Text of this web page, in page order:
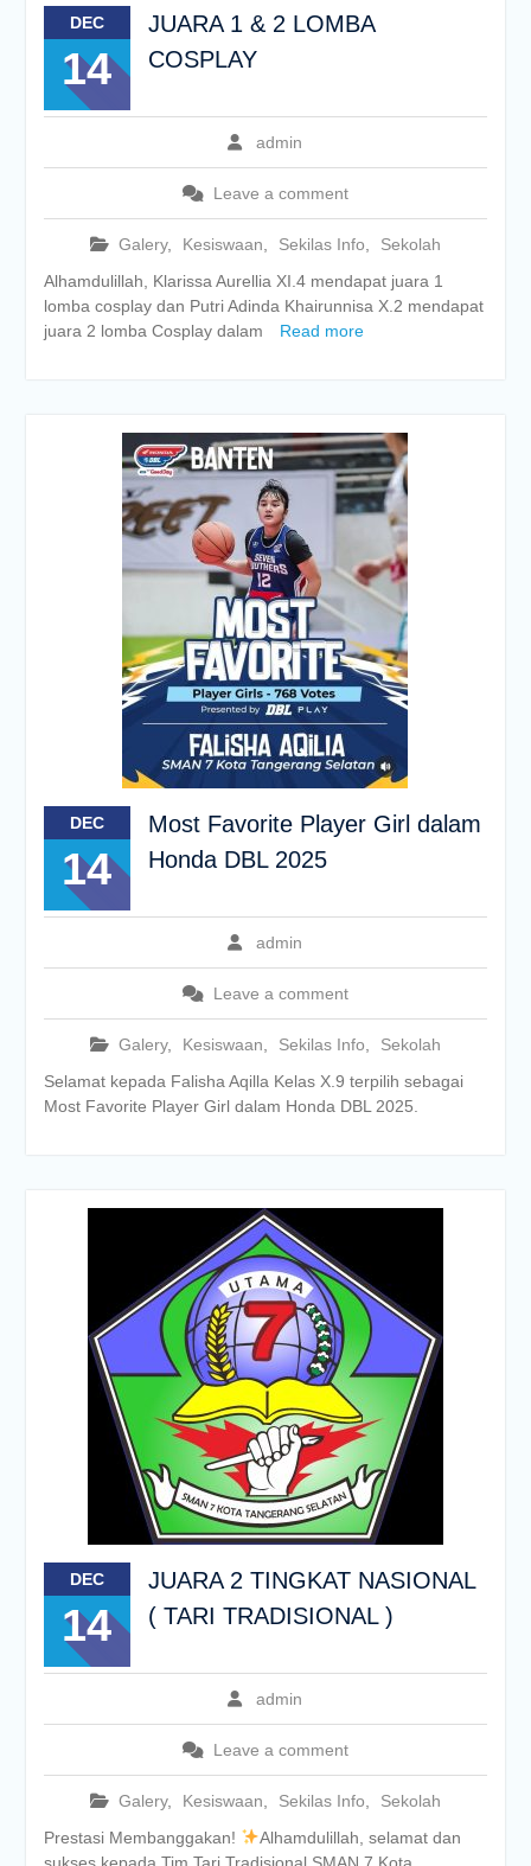
DEC
14
JUARA 1 & 2 LOMBA
COSPLAY
admin
Leave a comment
Galery, Kesiswaan Sekilas Info
Sekolah
Alhamdulillah, Klarissa Aurellia XI.4 mendapat juara 1
lomba cosplay dan Putri Adinda Khairunnisa X.2 mendapat
juara 2 lomba Cosplay dalam
Read more
DEC
14
Most Favorite Player Girl dalam
Honda DBL 2025
admin
Leave a comment
Galery, Kesiswaan Sekilas Info
Sekolah
Selamat kepada Falisha Aqilla Kelas X.9 terpilih sebagai
Most Favorite Player Girl dalam Honda DBL 2025.
DEC
14
JUARA 2 TINGKAT NASIONAL
( TARI TRADISIONAL )
admin
Leave a comment
Galery, Kesiswaan Sekilas Info
Sekolah
Prestasi Membanggakan!
Alhamdulillah, selamat dan